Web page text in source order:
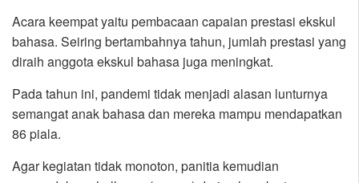
Acara keempat yaitu pembacaan capaian prestasi ekskul
bahasa. Seiring bertambahnya tahun, jumlah prestasi yang
diraih anggota ekskul bahasa juga meningkat.
Pada tahun ini, pandemi tidak menjadi alasan lunturnya
semangat anak bahasa dan mereka mampu mendapatkan
86 piala.
Agar kegiatan tidak monoton, panitia kemudian